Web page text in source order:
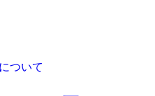
ついて